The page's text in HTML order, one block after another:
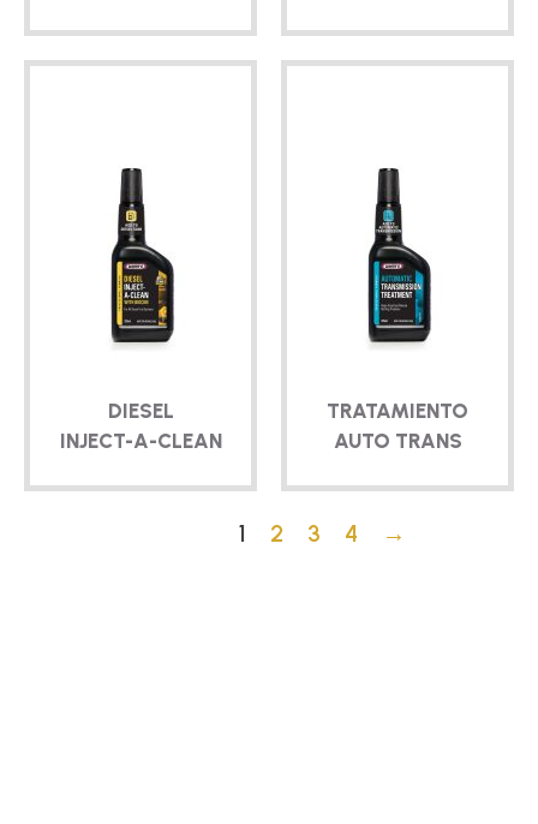
DIESEL
INJECT-A-CLEAN
TRATAMIENTO
AUTO TRANS
1 2 3 4 →